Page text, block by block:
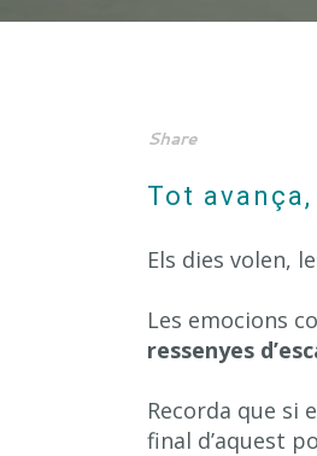
Share
Tot
Els dies volen,
Les emocions
ressenyes
Recorda que si
final d’aquest